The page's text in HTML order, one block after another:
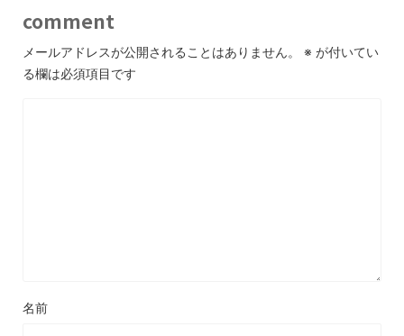
comment
メールアドレスが公開されることはありません。 ※ が付いてい
る欄は必須項目です
名前